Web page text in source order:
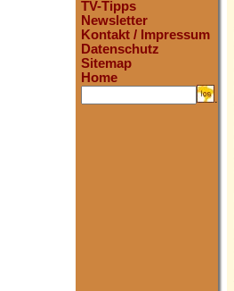
TV-Tipps
Newsletter
Kontakt / Impressum
Datenschutz
Sitemap
Home
.